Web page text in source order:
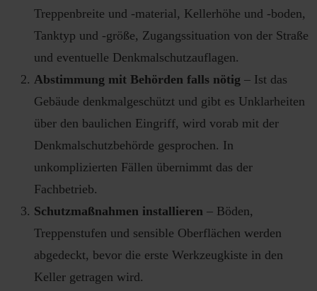
Treppenbreite und -material, Kellerhöhe und -boden,
Tanktyp und -größe, Zugangssituation von der Straße
und eventuelle Denkmalschutzauflagen.
Abstimmung mit Behörden falls nötig – Ist das
Gebäude denkmalgeschützt und gibt es Unklarheiten
über den baulichen Eingriff, wird vorab mit der
Denkmalschutzbehörde gesprochen. In
unkomplizierten Fällen übernimmt das der
Fachbetrieb.
Schutzmaßnahmen installieren – Böden,
Treppenstufen und sensible Oberflächen werden
abgedeckt, bevor die erste Werkzeugkiste in den
Keller getragen wird.